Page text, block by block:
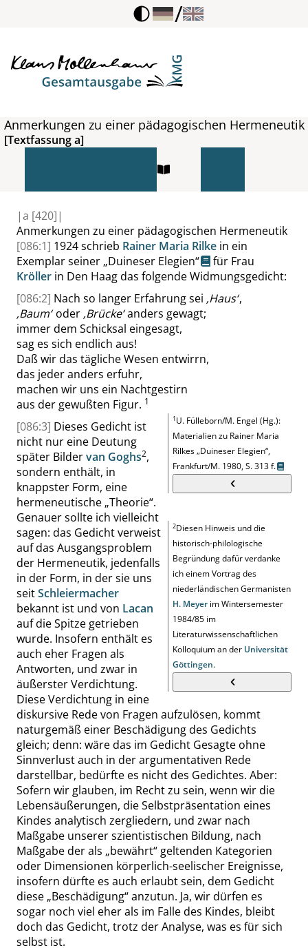
/
Anmerkungen zu einer pädagogischen Hermeneutik
[Textfassung a]
|a [420]|
Anmerkungen zu einer pädagogischen Hermeneutik
[086:1] 1924 schrieb Rainer Maria Rilke in ein
Exemplar seiner „Duineser Elegien“
für Frau
Kröller in Den Haag das folgende Widmungsgedicht:
[086:2] Nach so langer Erfahrung sei ‚Haus‘,
‚Baum‘oder ‚Brücke‘anders gewagt;
immer dem Schicksal eingesagt,
sag es sich endlich aus!
Daß wir das tägliche Wesen entwirrn,
das jeder anders erfuhr,
machen wir uns ein Nachtgestirn
aus der gewußten Figur. 1
1U. Fülleborn/M. Engel (Hg.):
Materialien zu Rainer Maria
Rilkes„Duineser Elegien“,
Frankfurt/M. 1980,S. 313 f.
[086:3] Dieses Gedicht ist
nicht nur eine Deutung
später Bildervan Goghs2
2Diesen Hinweis und die
historisch-philologische
Begründung dafür verdanke
ich einem Vortrag des
niederländischen Germanisten
H. Meyer im Wintersemester
1984/85 im
Literaturwissenschaftlichen
Kolloquium an der Universität
Göttingen.
,
sondern enthält, in
knappster Form, eine
hermeneutische „Theorie“.
Genauer sollte ich vielleicht
sagen: das Gedicht verweist
auf das Ausgangsproblem
der Hermeneutik, jedenfalls
in der Form, in der sie uns
seitSchleiermacher
bekannt ist und von Lacan
auf die Spitze getrieben
wurde. Insofern enthält es
auch eher Fragen als
Antworten, und zwar in
äußerster Verdichtung.
Diese Verdichtung in eine
diskursive Rede von Fragen aufzulösen, kommt
naturgemäß einer Beschädigung des Gedichts
gleich; denn: wäre das im Gedicht Gesagte ohne
Sinnverlust auch in der argumentativen Rede
darstellbar, bedürfte es nicht des Gedichtes. Aber:
Sofern wir glauben, im Recht zu sein, wenn wir die
Lebensäußerungen, die Selbstpräsentation eines
Kindes analytisch zergliedern, und zwar nach
Maßgabe unserer szientistischen Bildung, nach
Maßgabe der als „bewährt“ geltenden Kategorien
oder Dimensionen körperlich-seelischer Ereignisse,
insofern dürfte es auch erlaubt sein, dem Gedicht
diese „Beschädigung“anzutun. Ja, wir dürfen es
sogar noch viel eher als im Falle des Kindes, bleibt
doch das Gedicht, trotz der Analyse, was es für sich
selbst ist.